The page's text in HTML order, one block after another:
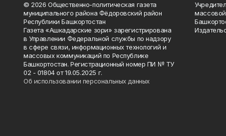
© 2026 Общественно-политическая газета
муниципального района Фёдоровский район
Республики Башкортостан
Газета «Ашкадарские зори» зарегистрирована
в Управлении Федеральной службы по надзору
в сфере связи, информационных технологий и
массовых коммуникаций по Республике
Башкортостан. Регистрационный номер ПИ № ТУ
02 - 01804 от 19.05.2025 г.
Об использовании персональных данных